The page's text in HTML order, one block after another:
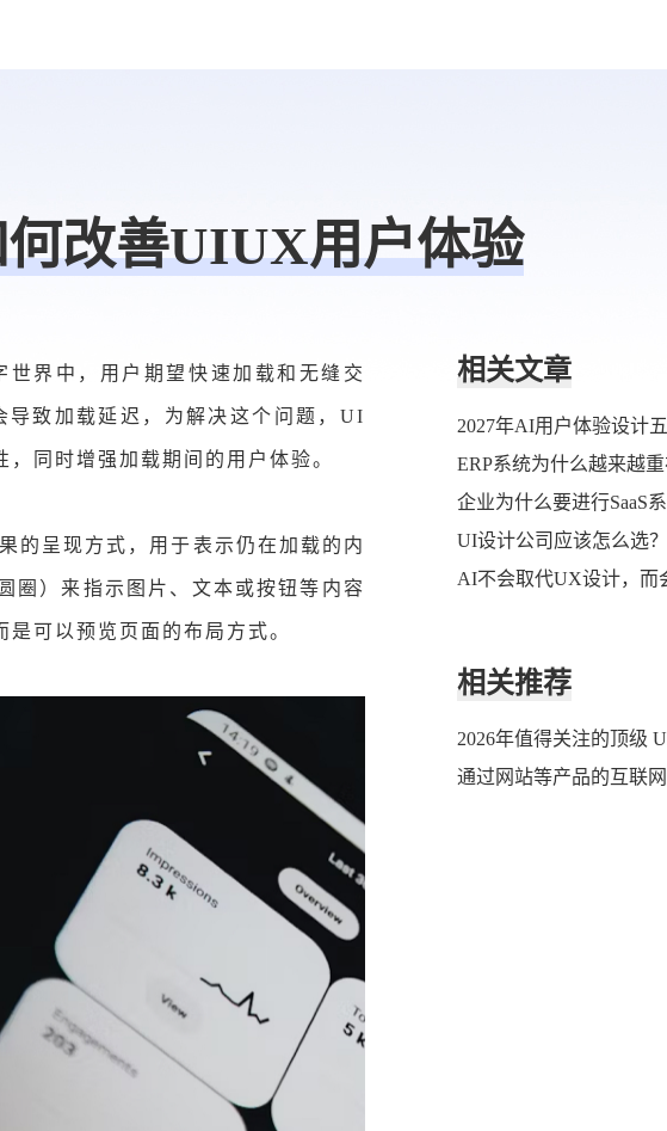
改善UIUX用户体验
界中，用户期望快速加载和无缝交
致加载延迟，为解决这个问题，UI
同时增强加载期间的用户体验。
的呈现方式，用于表示仍在加载的内
圈）来指示图片、文本或按钮等内容
可以预览页面的布局方式。
相关文章
ERP系统为什么越来越
企业为什么要进行SaaS
UI设计公司应该怎么选
AI不会取代UX设计，而
相关推荐
2026年值得关注的顶级
通过网站等产品的互联